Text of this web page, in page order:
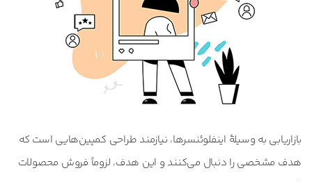
بازاریابی به وسیلۀ اینفلوئنسرها، نیازمند طراحی کمپین‌هایی است که
هدف مشخصی را دنبال می‌کنند و این هدف، لزوماً فروش محصولات